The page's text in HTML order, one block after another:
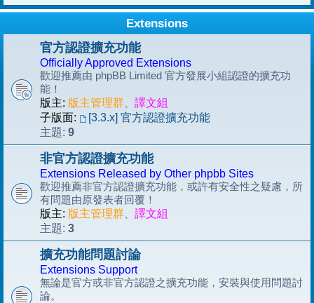
Extensions
官方認證擴充功能
Officially Approved Extensions
歡迎推薦由 phpBB Limited 官方發展小組認證的擴充功
能！
版主: 版主管理群
譯文組
子版面:
[3.3.x] 官方認證擴充功能
主題: 9
非官方認證擴充功能
Extensions Released by Other phpbb Sites
歡迎推薦非官方認證擴充功能，或許有安全性之疑慮，所
有問題由原發表者回覆！
版主: 版主管理群
譯文組
主題: 3
擴充功能問題討論
Extensions Support
無論是官方或非官方認證之擴充功能，安裝與使用問題討
論。